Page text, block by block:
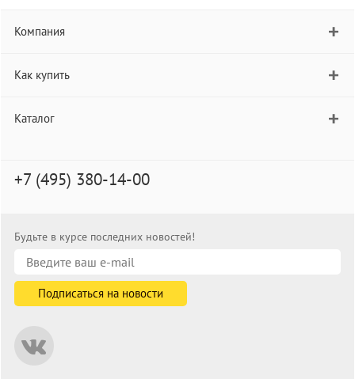
Компания
Как купить
Каталог
+7 (495) 380-14-00
Будьте в курсе последних новостей!